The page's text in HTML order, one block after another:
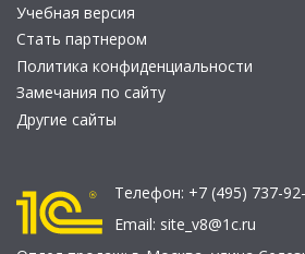
Учебная версия
Стать партнером
Политика конфиденциальности
Замечания по сайту
Другие сайты
Телефон: +7 (495) 737-
Email: site_v8@1c.ru